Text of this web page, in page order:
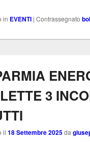
in EVENTI | Contrassegnato
3
il 18 Settembre 2025da